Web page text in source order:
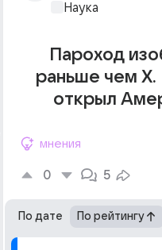
Наука
Пароход
раньше чем Х.
открыл
мнения
0 5
По дате По рейтингу